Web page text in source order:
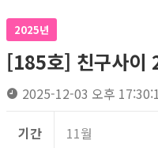
2025년
[185호] 친구사이
2025-12-03 오후
기간 11월